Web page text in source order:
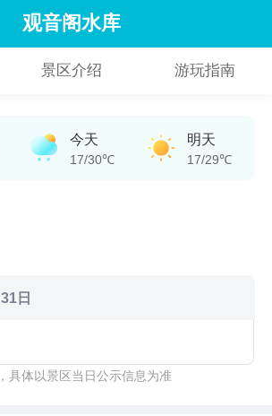
观音阁水库
景区介绍 游玩指南
今天
17/30℃
明天
17/29℃
日
具体以景区当日公示信息为准